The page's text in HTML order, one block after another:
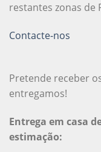
restantes zonas de
Contacte-nos
Pretende receber
entregamos!
Entrega em casa
estimação: